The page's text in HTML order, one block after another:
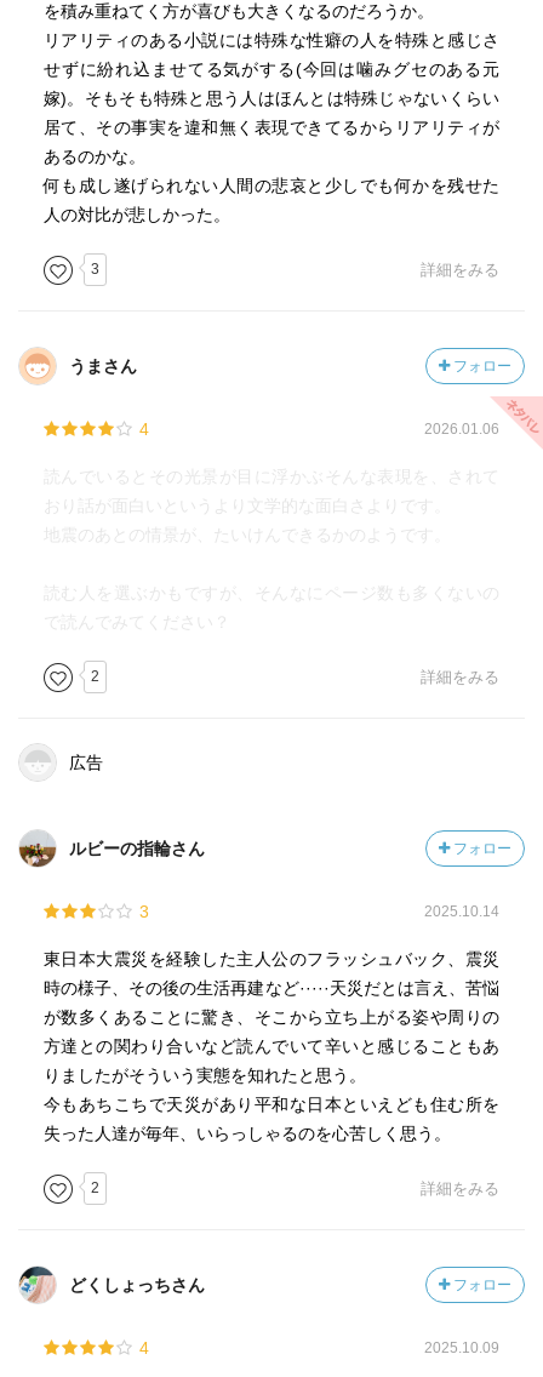
を積み重ねてく方が喜びも大きくなるのだろうか。
リアリティのある小説には特殊な性癖の人を特殊と感じさ
せずに紛れ込ませてる気がする(今回は噛みグセのある元
嫁)。そもそも特殊と思う人はほんとは特殊じゃないくらい
居て、その事実を違和無く表現できてるからリアリティが
あるのかな。
何も成し遂げられない人間の悲哀と少しでも何かを残せた
人の対比が悲しかった。
3 詳細をみる
うまさん フォロー
4 2026.01.06
読んでいるとその光景が目に浮かぶそんな表現を、されて
おり話が面白いというより文学的な面白さよりです。
地震のあとの情景が、たいけんできるかのようです。
読む人を選ぶかもですが、そんなにページ数も多くないの
で読んでみてください？
2 詳細をみる
広告
ルビーの指輪さん フォロー
3 2025.10.14
東日本大震災を経験した主人公のフラッシュバック、震災
時の様子、その後の生活再建など·····天災だとは言え、苦悩
が数多くあることに驚き、そこから立ち上がる姿や周りの
方達との関わり合いなど読んでいて辛いと感じることもあ
りましたがそういう実態を知れたと思う。
今もあちこちで天災があり平和な日本といえども住む所を
失った人達が毎年、いらっしゃるのを心苦しく思う。
2 詳細をみる
どくしょっちさん フォロー
4 2025.10.09